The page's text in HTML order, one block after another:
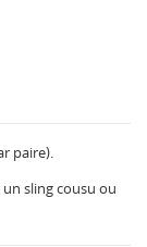
paire).
sling cousu ou